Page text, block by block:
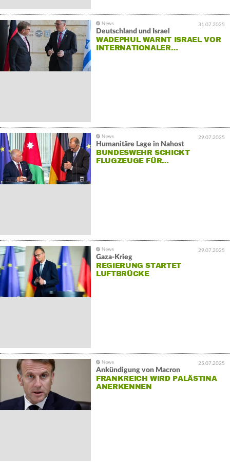
31.07.2025
Deutschland und Israel
WADEPHUL WARNT ISRAEL VOR
INTERNATIONALER…
29.07.2025
Humanitäre Lage in Nahost
BUNDESWEHR SCHICKT
FLUGZEUGE FÜR…
29.07.2025
Gaza-Krieg
REGIERUNG STARTET
LUFTBRÜCKE
25.07.2025
Ankündigung von Macron
FRANKREICH WIRD PALÄSTINA
ANERKENNEN